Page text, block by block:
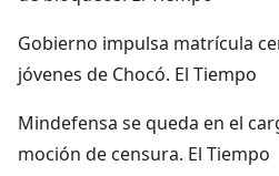
Gobierno impulsa matrícula
jóvenes de Chocó. El Tiempo
Mindefensa se queda en el
moción de censura. El Tiempo